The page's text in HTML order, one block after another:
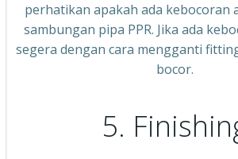
perhatikan apakah ada kebocoran
sambungan pipa PPR. Jika ada
segera dengan cara mengganti
bocor.
5.